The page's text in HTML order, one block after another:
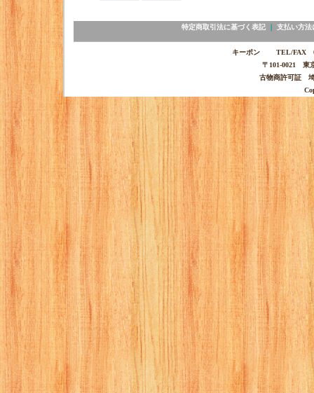
特定商取引法に基づく表記｜ 支払い方法
キーポン TEL/FAX
〒101-0021 東
古物商許可証